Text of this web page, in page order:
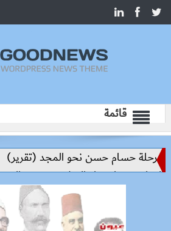
قائمة
حسام حسن نحو المجد (تقرير)
10 زيادات في 10 سنوات.. هل حان الوقت لرفع دعم البنزين نهائيا؟
مفتاح بناء السلام وتحقيق التنمية